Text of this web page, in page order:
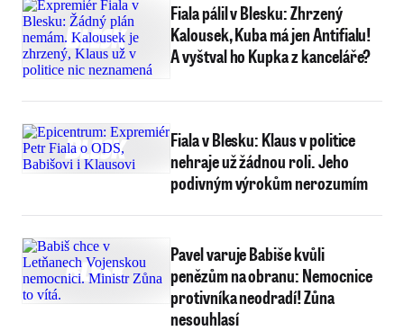
Fiala pálil v Blesku: Zhrzený
Kalousek, Kuba má jen Antifialu!
A vyštval ho Kupka z kanceláře?
Fiala v Blesku: Klaus v politice
nehraje už žádnou roli. Jeho
podivným výrokům nerozumím
Pavel varuje Babiše kvůli
penězům na obranu: Nemocnice
protivníka neodradí! Zůna
nesouhlasí